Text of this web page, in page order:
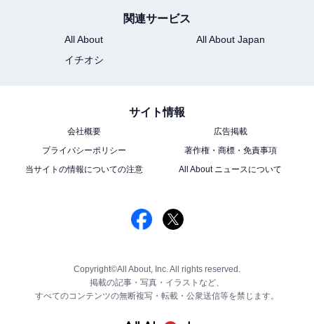
関連サービス
All About
All About Japan
イチオシ
サイト情報
会社概要
広告掲載
プライバシーポリシー
著作権・商標・免責事項
当サイトの情報についての注意
All About ニュースについて
Copyright©All About, Inc. All rights reserved.
掲載の記事・写真・イラストなど、
すべてのコンテンツの無断複写・転載・公衆送信等を禁じます。